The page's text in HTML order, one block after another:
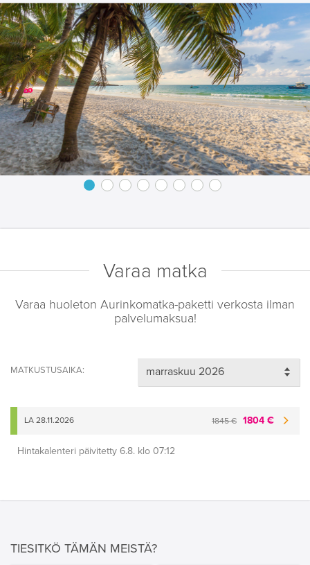
Varaa matka
Varaa huoleton Aurinkomatka-paketti verkosta ilman
palvelumaksua!
MATKUSTUSAIKA:
1845 € 1804 €
LA 28.11.2026
Hintakalenteri päivitetty 6.8. klo 07:12
TIESITKÖ TÄMÄN MEISTÄ?